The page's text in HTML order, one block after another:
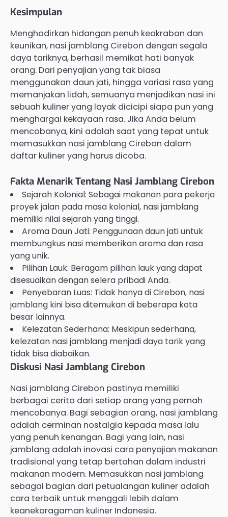
Kesimpulan
Menghadirkan hidangan penuh keakraban dan
keunikan, nasi jamblang Cirebon dengan segala
daya tariknya, berhasil memikat hati banyak
orang. Dari penyajian yang tak biasa
menggunakan daun jati, hingga variasi rasa yang
memanjakan lidah, semuanya menjadikan nasi ini
sebuah kuliner yang layak dicicipi siapa pun yang
menghargai kekayaan rasa. Jika Anda belum
mencobanya, kini adalah saat yang tepat untuk
memasukkan nasi jamblang Cirebon dalam
daftar kuliner yang harus dicoba.
Fakta Menarik Tentang Nasi Jamblang Cirebon
Sejarah Kolonial: Sebagai makanan para pekerja
proyek jalan pada masa kolonial, nasi jamblang
memiliki nilai sejarah yang tinggi.
Aroma Daun Jati: Penggunaan daun jati untuk
membungkus nasi memberikan aroma dan rasa
yang unik.
Pilihan Lauk: Beragam pilihan lauk yang dapat
disesuaikan dengan selera pribadi Anda.
Penyebaran Luas: Tidak hanya di Cirebon, nasi
jamblang kini bisa ditemukan di beberapa kota
besar lainnya.
Kelezatan Sederhana: Meskipun sederhana,
kelezatan nasi jamblang menjadi daya tarik yang
tidak bisa diabaikan.
Diskusi Nasi Jamblang Cirebon
Nasi jamblang Cirebon pastinya memiliki
berbagai cerita dari setiap orang yang pernah
mencobanya. Bagi sebagian orang, nasi jamblang
adalah cerminan nostalgia kepada masa lalu
yang penuh kenangan. Bagi yang lain, nasi
jamblang adalah inovasi cara penyajian makanan
tradisional yang tetap bertahan dalam industri
makanan modern. Memasukkan nasi jamblang
sebagai bagian dari petualangan kuliner adalah
cara terbaik untuk menggali lebih dalam
keanekaragaman kuliner Indonesia.